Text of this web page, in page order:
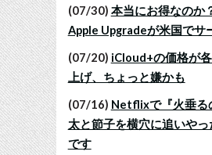
(07/30) 本当にお得なのか
Apple Upgradeが米国でサ
(07/20) iCloud+の価格が
上げ、ちょっと嫌かも
(07/16) Netflixで『火垂る
太と節子を横穴に追いや
です